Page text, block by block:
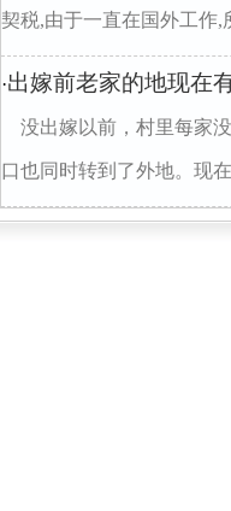
契税,由于一直在国外工作,
·出嫁前老家的地现在
没出嫁以前，村里每家
口也同时转到了外地。现